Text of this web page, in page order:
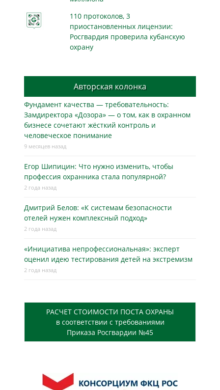
110 протоколов, 3
приостановленных лицензии:
Росгвардия проверила кубанскую
охрану
Авторская колонка
Фундамент качества — требовательность:
Замдиректора «Дозора» — о том, как в охранном
бизнесe сочетают жёсткий контроль и
человеческое понимание
9 месяцев назад
Егор Шипицин: Что нужно изменить, чтобы
профессия охранника стала популярной?
2 года назад
Дмитрий Белов: «К системам безопасности
отелей нужен комплексный подход»
2 года назад
«Инициатива непрофессиональная»: эксперт
оценил идею тестирования детей на экстремизм
2 года назад
РАСЧЕТ СТОИМОСТИ ПОСТА ОХРАНЫ
в соответствии с требованиями
Приказа Росгвардии №45